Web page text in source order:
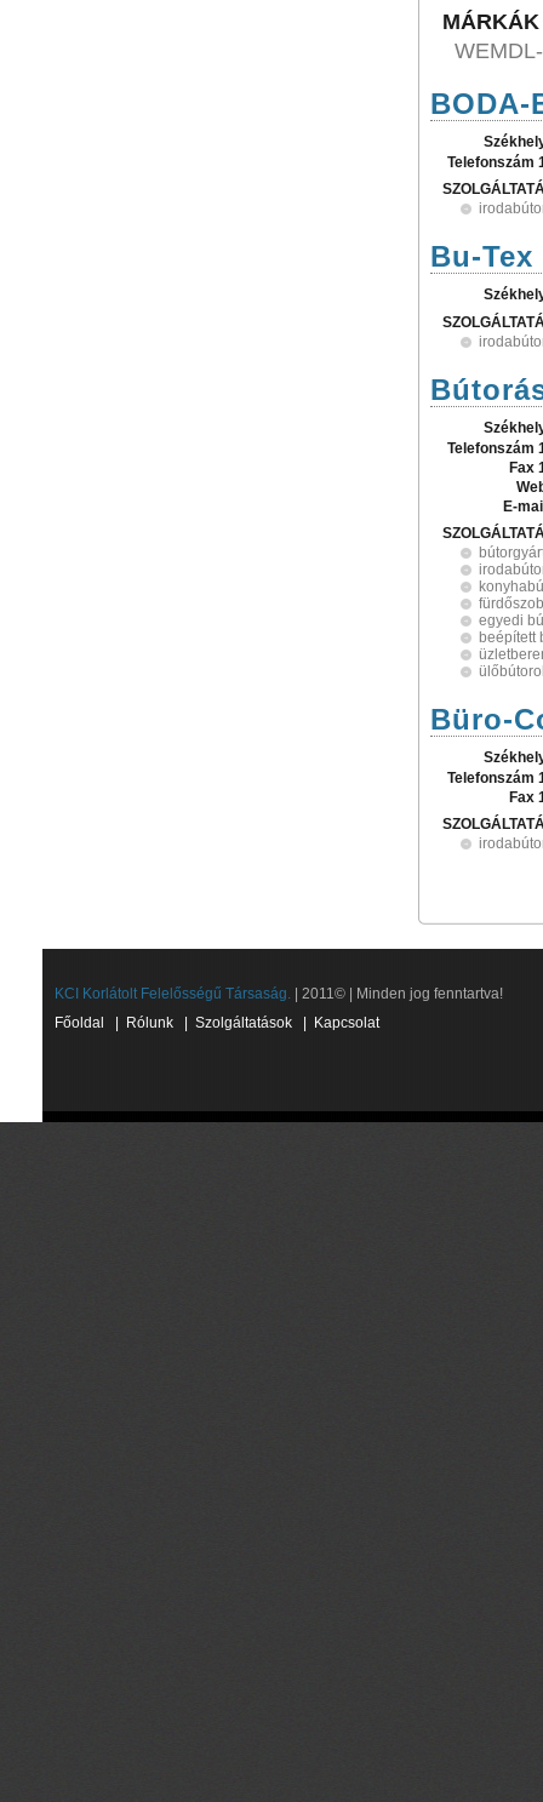
MÁRKÁK
BODA-
Telefonszám
Bu-
Telefonszám
Fax
E-
egyedi
beépített
Büro-
Telefonszám
Fax
KCI Korlátolt Felelősségű Társaság. | 2011© | Minden jog fenntartva!
Főoldal
Rólunk Szolgáltatások Kapcsolat